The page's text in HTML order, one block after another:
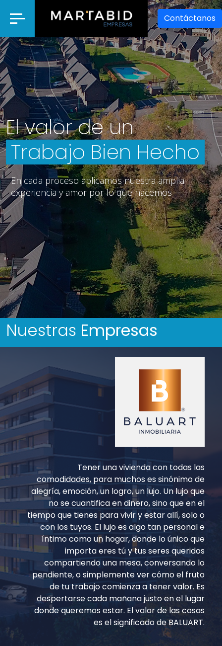
Contáctanos
El valor de un
Trabajo Bien Hecho
En cada proceso aplicamos nuestra amplia
experiencia y amor por lo que hacemos
Nuestras Empresas
Tener una vivienda con todas las
comodidades, para muchos es sinónimo de
alegría, emoción, un logro, un lujo. Un lujo que
no se cuantifica en dinero, sino que en el
tiempo que tienes para vivir y estar allí, solo o
con los tuyos. El lujo es algo tan personal e
íntimo como un hogar, donde lo único que
importa eres tú y tus seres queridos
compartiendo una mesa, conversando lo
pendiente, o simplemente ver cómo el fruto
de tu trabajo comienza a tener valor. Es
despertarse cada mañana justo en el lugar
donde queremos estar. El valor de las cosas
es el significado de BALUART.